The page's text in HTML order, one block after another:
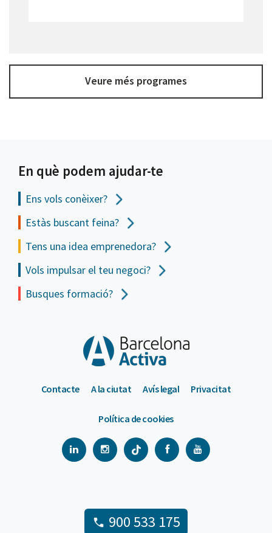
Veure més programes
En què podem ajudar-te
Ens vols conèixer?
Estàs buscant feina?
Tens una idea emprenedora?
Vols impulsar el teu negoci?
Busques formació?
Contacte A la ciutat Avís legal Privacitat
Política de cookies
900 533 175